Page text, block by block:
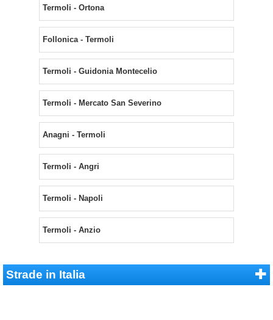
Termoli - Ortona
Follonica - Termoli
Termoli - Guidonia Montecelio
Termoli - Mercato San Severino
Anagni - Termoli
Termoli - Angri
Termoli - Napoli
Termoli - Anzio
Strade in Italia